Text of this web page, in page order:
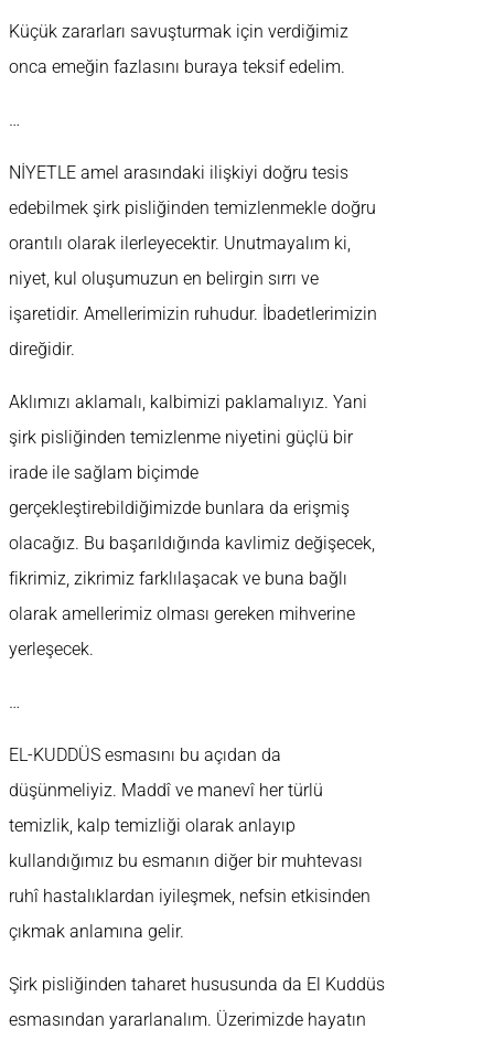
Küçük zararları savuşturmak için verdiğimiz
onca emeğin fazlasını buraya teksif edelim.
…
NİYETLE amel arasındaki ilişkiyi doğru tesis
edebilmek şirk pisliğinden temizlenmekle doğru
orantılı olarak ilerleyecektir. Unutmayalım ki,
niyet, kul oluşumuzun en belirgin sırrı ve
işaretidir. Amellerimizin ruhudur. İbadetlerimizin
direğidir.
Aklımızı aklamalı, kalbimizi paklamalıyız. Yani
şirk pisliğinden temizlenme niyetini güçlü bir
irade ile sağlam biçimde
gerçekleştirebildiğimizde bunlara da erişmiş
olacağız. Bu başarıldığında kavlimiz değişecek,
fikrimiz, zikrimiz farklılaşacak ve buna bağlı
olarak amellerimiz olması gereken mihverine
yerleşecek.
…
EL-KUDDÜS esmasını bu açıdan da
düşünmeliyiz. Maddî ve manevî her türlü
temizlik, kalp temizliği olarak anlayıp
kullandığımız bu esmanın diğer bir muhtevası
ruhî hastalıklardan iyileşmek, nefsin etkisinden
çıkmak anlamına gelir.
Şirk pisliğinden taharet hususunda da El Kuddüs
esmasından yararlanalım. Üzerimizde hayatın